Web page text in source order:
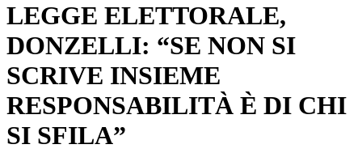
LEGGE ELETTORALE,
DONZELLI: “SE NON SI
SCRIVE INSIEME
RESPONSABILITÀ È DI CHI
SI SFILA”